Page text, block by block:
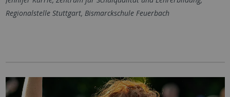
Regionalstelle Stuttgart, Bismarckschule Feuerbach